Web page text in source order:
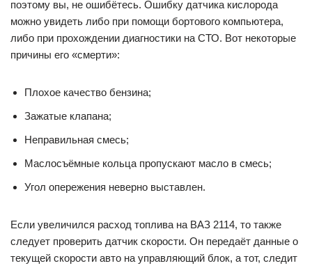
поэтому вы, не ошибётесь. Ошибку датчика кислорода
можно увидеть либо при помощи бортового компьютера,
либо при прохождении диагностики на СТО. Вот некоторые
причины его «смерти»:
Плохое качество бензина;
Зажатые клапана;
Неправильная смесь;
Маслосъёмные кольца пропускают масло в смесь;
Угол опережения неверно выставлен.
Если увеличился расход топлива на ВАЗ 2114, то также
следует проверить датчик скорости. Он передаёт данные о
текущей скорости авто на управляющий блок, а тот, следит